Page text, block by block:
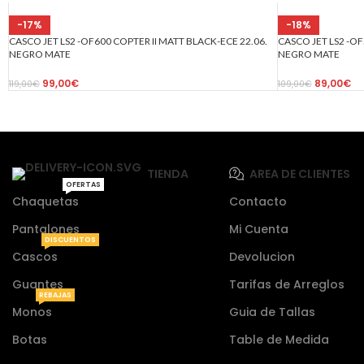
-17%
CASCO JET LS2 -OF600 COPTER II MATT BLACK-ECE 22.06.
NEGRO MATE
119,00€ 99,00€
-18%
CASCO JET LS2 -
NEGRO MATE
109,00€ 89,00€
TIENDA
Chaquetas
OFERTAS
Pantalones
Cascos
DISCUENTOS
Guantes
Monos
REBAJAS
Botas
AREA DE CLIENTES
Contacto
Mi Cuenta
Devolucion
Tarifas de Arreglos
Guia de Tallas
Table de Medida